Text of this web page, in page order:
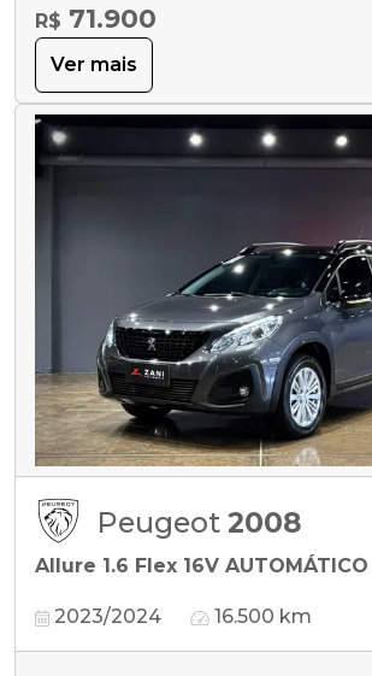
R$ 71.900
Ver mais
Peugeot 2008
Allure 1.6 Flex 16V AUTOMÁTICO
2023/2024 16.500 km